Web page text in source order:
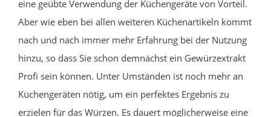
eine geübte Verwendung der Küchengeräte von Vorteil.
Aber wie eben bei allen weiteren Küchenartikeln kommt
nach und nach immer mehr Erfahrung bei der Nutzung
hinzu, so dass Sie schon demnächst ein Gewürzextrakt
Profi sein können. Unter Umständen ist noch mehr an
Küchengeräten nötig, um ein perfektes Ergebnis zu
erzielen für das Würzen. Es dauert möglicherweise eine